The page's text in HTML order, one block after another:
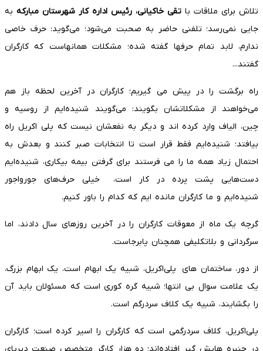
تلاش برای ملاقات با تقی خاکیانی، رئیس اداره کار شهرستان مبارکه به
جایی نمی‌رسد؛ تلفنی حاضر به صحبت می‌شود؛ می‌گوید: حرف خاصی
ندارم، لابد تمام حرفها گفته شده؛ مشکلات همانهاست که کارگران
گفتند...
راه برگشت را در پیش می گیریم؛ کارگران در آخرین لحظه باز هم
می‌خواهند از مشکلاتشان بگویند: می‌گویند شنیده‌ایم از روسیه و
چین، الیاف وارد کرده اند و دیگر به نفعشان نیست که پلی اکریل راه
بیافتد؛ شنیده‌ایم فقط قرار است تا انتخابات صبر کنند و بعدش به
احتمال زیاد همه ما را می فرستند برای گرفتن بیمه بیکاری، شنیده‌ایم
دست‌هایی پشت پرده در کار است، خیلی حرف‌های جورواجور
شنیده‌ایم و ما کارگران مانده ایم که کدام را باور کنیم.
گرچه یک ماه از معوقات کارگران را در آخرین روزهای سال دادند، اما
سرگردانی و بلاتکلیفی همچنان پابرجاست.
از دور، ساختمان های پلی‌اکریل، شبیه یک ابهام است، یک ابهام بزرگ،
یک علامت سوال بی انتها؛ شبیه گره کوری است که مسئولان باید آن
را بگشایند، شبیه یک کلاف سردرگم است.
پلی‌اکریل، کلاف سردرگمی است که کارگران را اسیر کرده است؛ کارگران